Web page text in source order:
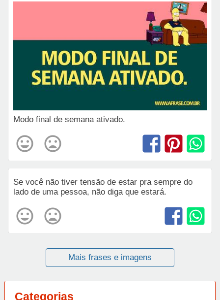
Modo final de semana ativado.
Se você não tiver tensão de estar pra sempre do
lado de uma pessoa, não diga que estará.
Mais frases e imagens
Categorias